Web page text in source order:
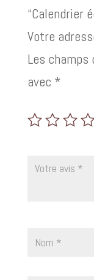
“Calendrier
Votre
Les
avec *